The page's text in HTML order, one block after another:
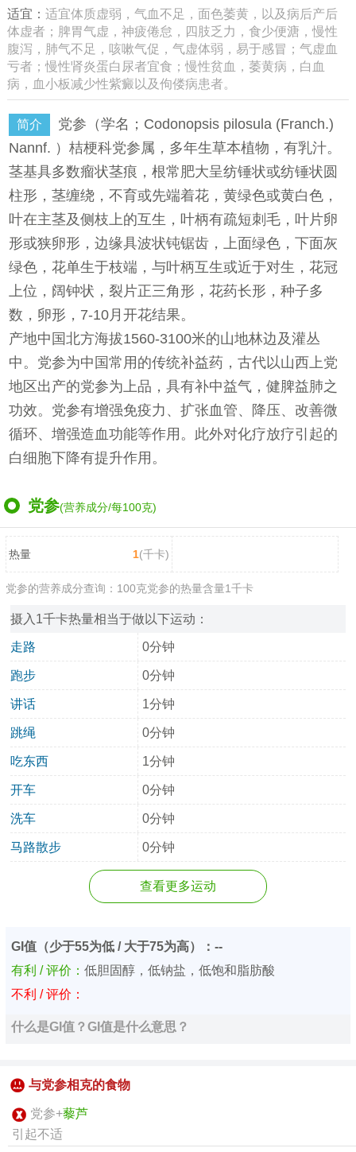
适宜： 适宜体质虚弱，气血不足，面色萎黄，以及病后产后
体虚者；脾胃气虚，神疲倦怠，四肢乏力，食少便溏，慢性
腹泻，肺气不足，咳嗽气促，气虚体弱，易于感冒；气虚血
亏者；慢性肾炎蛋白尿者宜食；慢性贫血，萎黄病，白血
病，血小板减少性紫癜以及佝偻病患者。
简介
党参（学名；Codonopsis pilosula (Franch.)
Nannf. ）桔梗科党参属，多年生草本植物，有乳汁。
茎基具多数瘤状茎痕，根常肥大呈纺锤状或纺锤状圆
柱形，茎缠绕，不育或先端着花，黄绿色或黄白色，
叶在主茎及侧枝上的互生，叶柄有疏短刺毛，叶片卵
形或狭卵形，边缘具波状钝锯齿，上面绿色，下面灰
绿色，花单生于枝端，与叶柄互生或近于对生，花冠
上位，阔钟状，裂片正三角形，花药长形，种子多
数，卵形，7-10月开花结果。
产地中国北方海拔1560-3100米的山地林边及灌丛
中。党参为中国常用的传统补益药，古代以山西上党
地区出产的党参为上品，具有补中益气，健脾益肺之
功效。党参有增强免疫力、扩张血管、降压、改善微
循环、增强造血功能等作用。此外对化疗放疗引起的
白细胞下降有提升作用。
党参(营养成分/每100克)
热量 1(千卡)
党参的营养成分查询：100克党参的热量含量1千卡
摄入1千卡热量相当于做以下运动：
走路 0分钟
跑步 0分钟
讲话 1分钟
跳绳 0分钟
吃东西 1分钟
开车 0分钟
洗车 0分钟
马路散步 0分钟
查看更多运动
GI值（少于55为低 / 大于75为高）：--
有利 / 评价： 低胆固醇，低钠盐，低饱和脂肪酸
不利 / 评价：
什么是GI值？GI值是什么意思？
与党参相克的食物
党参+藜芦
引起不适